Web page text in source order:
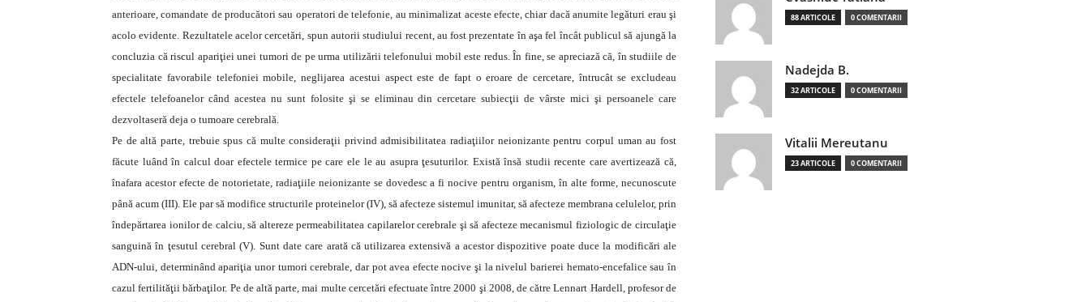
anterioare, comandate de producători sau operatori de telefonie, au minimalizat aceste efecte, chiar dacă anumite legături erau şi
acolo evidente. Rezultatele acelor cercetări, spun autorii studiului recent, au fost prezentate în aşa fel încât publicul să ajungă la
concluzia că riscul apariţiei unei tumori de pe urma utilizării telefonului mobil este redus. În fine, se apreciază că, în studiile de
specialitate favorabile telefoniei mobile, neglijarea acestui aspect este de fapt o eroare de cercetare, întrucât se excludeau
efectele telefoanelor când acestea nu sunt folosite şi se eliminau din cercetare subiecţii de vârste mici şi persoanele care
dezvoltaseră deja o tumoare cerebrală.
Pe de altă parte, trebuie spus că multe consideraţii privind admisibilitatea radiaţiilor neionizante pentru corpul uman au fost
făcute luând în calcul doar efectele termice pe care ele le au asupra ţesuturilor. Există însă studii recente care avertizează că,
înafara acestor efecte de notorietate, radiaţiile neionizante se dovedesc a fi nocive pentru organism, în alte forme, necunoscute
până acum (III). Ele par să modifice structurile proteinelor (IV), să afecteze sistemul imunitar, să afecteze membrana celulelor, prin
îndepărtarea ionilor de calciu, să altereze permeabilitatea capilarelor cerebrale şi să afecteze mecanismul fiziologic de circulaţie
sanguină în ţesutul cerebral (V). Sunt date care arată că utilizarea extensivă a acestor dispozitive poate duce la modificări ale
ADN-ului, determinând apariţia unor tumori cerebrale, dar pot avea efecte nocive şi la nivelul barierei hemato-encefalice sau în
cazul fertilităţii bărbaţilor. Pe de altă parte, mai multe cercetări efectuate între 2000 şi 2008, de către Lennart Hardell, profesor de
88 ARTICOLE 0 COMENTARII
Nadejda B.
32 ARTICOLE 0 COMENTARII
Vitalii Mereutanu
23 ARTICOLE 0 COMENTARII